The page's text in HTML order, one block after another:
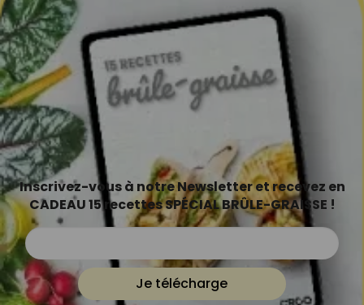
Inscrivez-vous à notre Newsletter et recevez en
CADEAU 15 recettes SPÉCIAL BRÛLE-GRAISSE !
Je télécharge